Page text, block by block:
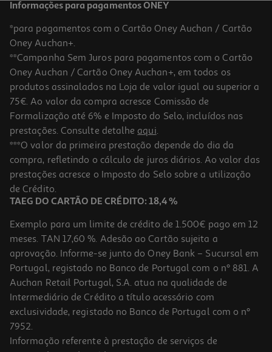
5.0
Livro O Lobo Que Sonhava Com Oceano Livro De Histórias
8.99 €/un
10,00 € PVP de editor
8,99 €
-10%
Informações para pagamentos ONEY
*para pagamentos com o Cartão Oney Auchan / Cartão
Oney Auchan+.
**Campanha Sem Juros para pagamentos com o Cartão
Oney Auchan / Cartão Oney Auchan+, em todos os
produtos assinalados na Loja de valor igual ou superior a
75€. Ao valor da compra acresce Comissão de
Formalização até 6% e Imposto do Selo, incluídos nas
prestações. Consulte detalhe aqui.
***O valor da primeira prestação depende do dia da
compra, refletindo o cálculo de juros diários. Ao valor das
prestações acresce o Imposto do Selo sobre a utilização
de Crédito.
TAEG DO CARTÃO DE CRÉDITO: 18,4 %
Exemplo para um limite de crédito de 1.500€ pago em 12
meses. TAN 17,60 %. Adesão ao Cartão sujeita a
aprovação. Informe-se junto do Oney Bank – Sucursal em
Portugal, registado no Banco de Portugal com o nº 881. A
Auchan Retail Portugal, S.A. atua na qualidade de
Intermediário de Crédito a título acessório com
exclusividade, registado no Banco de Portugal com o nº
7952.
Informação referente à prestação de serviços de